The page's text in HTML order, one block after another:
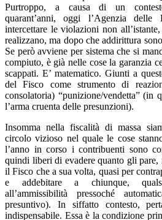
Purtroppo, a causa di un
quarant’anni, oggi l’Agenzia delle
intercettare le violazioni non
realizzano, ma dopo che addirittura
Se però avviene per sistema che si
compiuto, è già nelle cose la garanzia
scappati. E’ matematico. Giunti a
del Fisco come strumento di
consolatoria) “punizione/vendetta” (in
l’arma cruenta delle presunzioni).
Insomma nella fiscalità di massa
circolo vizioso nel quale le cose
l’anno in corso i contribuenti sono
quindi liberi di evadere quanto gli pare,
il Fisco che a sua volta, quasi per
e addebitare a chiunque,
all’ammissibilità pressoché
presuntivo). In siffatto contesto,
indispensabile. Essa è la condizione